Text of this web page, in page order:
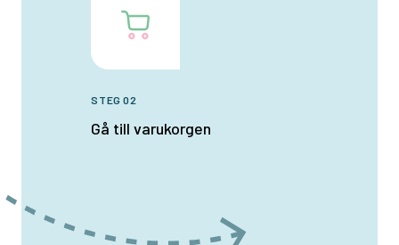
STEG 02
Gå till varukorgen